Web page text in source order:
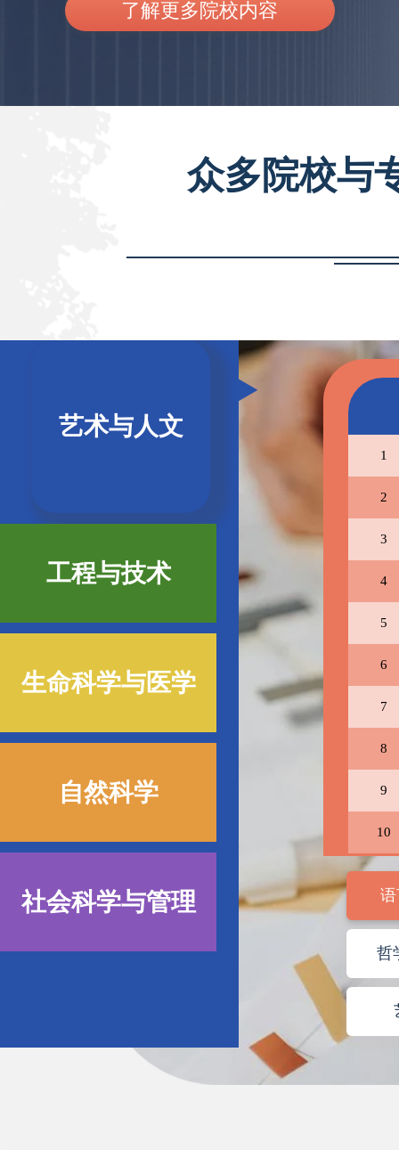
了解更多院校内容
众多院校与
艺术与人文
工程与技术
生命科学与医学
自然科学
社会科学与管理
1
2
3
4
5
6
7
8
9
10
哲